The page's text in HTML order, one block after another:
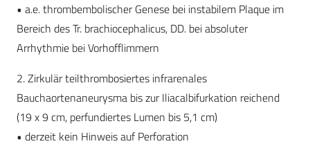
• a.e. thrombembolischer Genese bei instabilem Plaque im
Bereich des Tr. brachiocephalicus, DD. bei absoluter
Arrhythmie bei Vorhofflimmern
2. Zirkulär teilthrombosiertes infrarenales
Bauchaortenaneurysma bis zur Iliacalbifurkation reichend
(19 x 9 cm, perfundiertes Lumen bis 5,1 cm)
• derzeit kein Hinweis auf Perforation